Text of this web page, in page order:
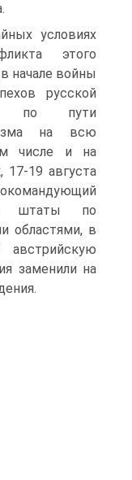
условиях
этого
начале войны
русской
по пути
на всю
числе и на
17-19 августа
штаты по
областями, в
заменили на